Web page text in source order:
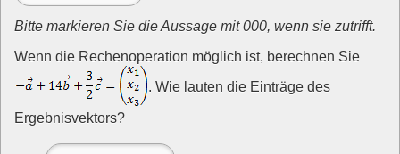
Bitte markieren Sie die Aussage mit 000, wenn sie zutrifft.
Wenn die Rechenoperation möglich ist, berechnen Sie
. Wie lauten die Einträge des
Ergebnisvektors?